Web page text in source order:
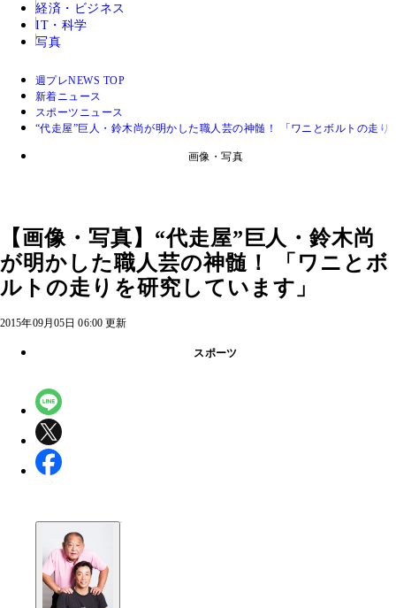
経済・ビジネス
IT・科学
写真
週プレNEWS TOP
新着ニュース
スポーツニュース
“代走屋”巨人・鈴木尚が明かした職人芸の神髄！ 「ワニとボルトの走り
画像・写真
【画像・写真】“代走屋”巨人・鈴木尚
が明かした職人芸の神髄！ 「ワニとボ
ルトの走りを研究しています」
2015年09月05日 06:00 更新
スポーツ